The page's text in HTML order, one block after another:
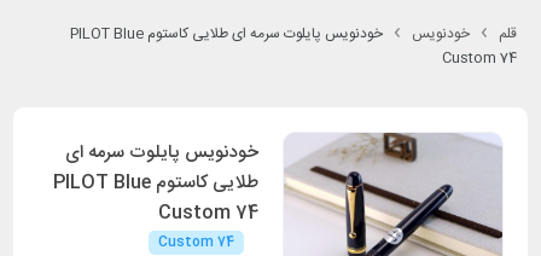
قلم خودنویس
خودنویس پایلوت سرمه ای طلایی کاستوم PILOT Blue
Custom 74
خودنویس پایلوت سرمه ای
طلایی کاستوم PILOT Blue
Custom 74
74 Custom